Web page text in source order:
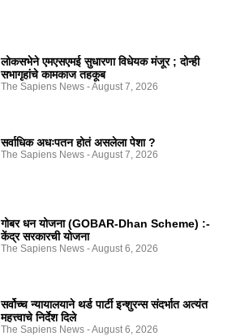
लोकसभेने एमएसएमई सुधारणा विधेयक मंजूर ; दोन्ही
सभागृहांचे कामकाज तहकूब
The Sapiens News August 7, 2026
सर्वाधिक अधःपतन होतं असलेला पेशा ?
The Sapiens News August 7, 2026
गोबर धन योजना (GOBAR-Dhan Scheme) :-
केंद्र सरकारची योजना
The Sapiens News August 6, 2026
सर्वोच्च न्यायालयाने थर्ड पार्टी इन्शुरन्स संदर्भात अत्यंत
महत्त्वाचे निर्देश दिले
The Sapiens News August 6, 2026